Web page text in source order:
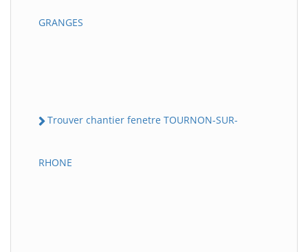
GRANGES
Trouver chantier fenetre TOURNON-SUR-
RHONE